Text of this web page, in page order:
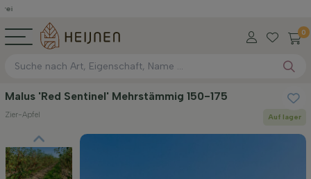
0
Malus 'Red Sentinel' Mehrstämmig 150-175
Zier-Apfel Auf lager